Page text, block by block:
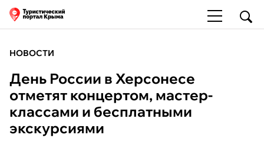
НОВОСТИ
День России в Херсонесе
отметят концертом, мастер-
классами и бесплатными
экскурсиями